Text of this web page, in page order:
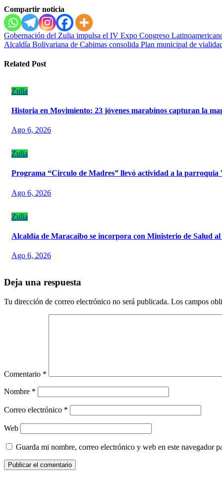
Compartir noticia
Navegación
de
entradas
Gobernación del Zulia impulsa el IV Expo Congreso
Alcaldía Bolivariana de Cabimas consolida Plan municipal de
Related Post
Zulia
Historia en Movimiento: 23 jóvenes marabinos capturan la
Ago 6, 2026
Zulia
Programa “Circulo de Madres” llevó actividad a la parroquia
Ago 6, 2026
Zulia
Alcaldía de Maracaibo se incorpora con Ministerio de Salud
Ago 6, 2026
Deja una respuesta
Tu dirección de correo electrónico no será publicada. Los campos
Comentario *
Nombre *
Correo electrónico *
Web
Guarda mi nombre, correo electrónico y web en este navegador